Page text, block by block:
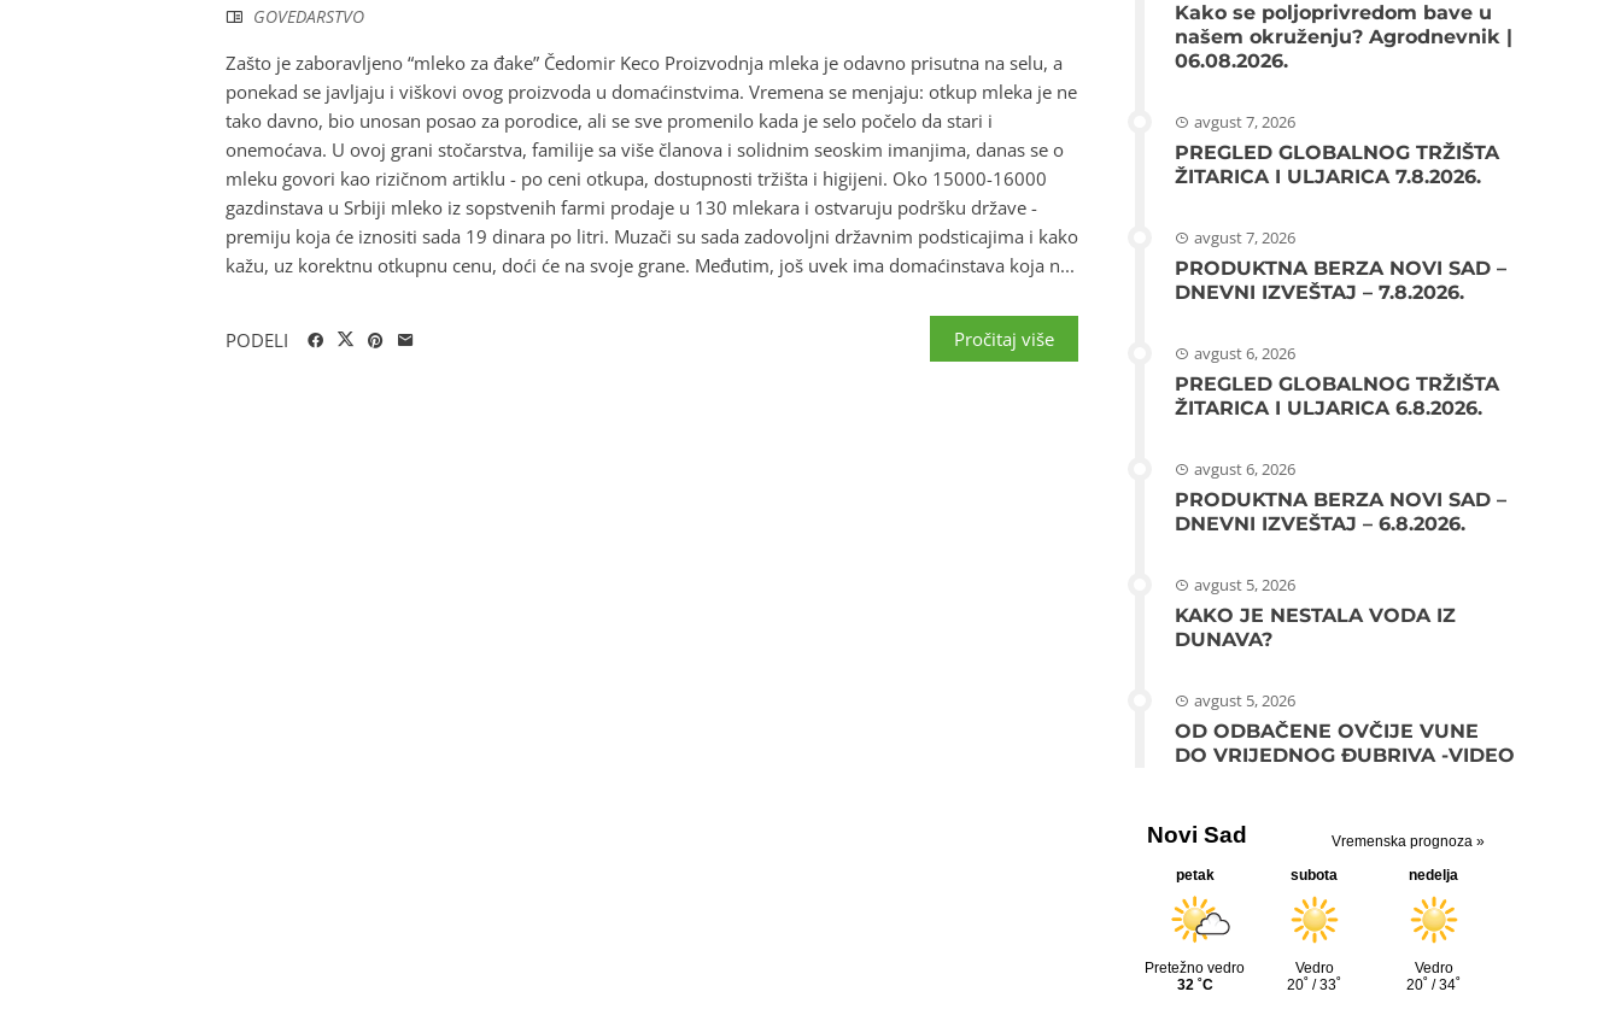
GOVEDARSTVO
Zašto je zaboravljeno “mleko za đake” Čedomir Keco Proizvodnja mleka je odavno prisutna na selu, a
ponekad se javljaju i viškovi ovog proizvoda u domaćinstvima. Vremena se menjaju: otkup mleka je ne
tako davno, bio unosan posao za porodice, ali se sve promenilo kada je selo počelo da stari i
onemoćava. U ovoj grani stočarstva, familije sa više članova i solidnim seoskim imanjima, danas se o
mleku govori kao rizičnom artiklu - po ceni otkupa, dostupnosti tržišta i higijeni. Oko 15000-16000
gazdinstava u Srbiji mleko iz sopstvenih farmi prodaje u 130 mlekara i ostvaruju podršku države -
premiju koja će iznositi sada 19 dinara po litri. Muzači su sada zadovoljni državnim podsticajima i kako
kažu, uz korektnu otkupnu cenu, doći će na svoje grane. Međutim, još uvek ima domaćinstava koja n...
Pročitaj više
PODELI
Kako se poljoprivredom bave u
našem okruženju? Agrodnevnik |
06.08.2026.
avgust 7, 2026
PREGLED GLOBALNOG TRŽIŠTA
ŽITARICA I ULJARICA 7.8.2026.
avgust 7, 2026
PRODUKTNA BERZA NOVI SAD –
DNEVNI IZVEŠTAJ – 7.8.2026.
avgust 6, 2026
PREGLED GLOBALNOG TRŽIŠTA
ŽITARICA I ULJARICA 6.8.2026.
avgust 6, 2026
PRODUKTNA BERZA NOVI SAD –
DNEVNI IZVEŠTAJ – 6.8.2026.
avgust 5, 2026
KAKO JE NESTALA VODA IZ
DUNAVA?
avgust 5, 2026
OD ODBAČENE OVČIJE VUNE
DO VRIJEDNOG ĐUBRIVA -VIDEO